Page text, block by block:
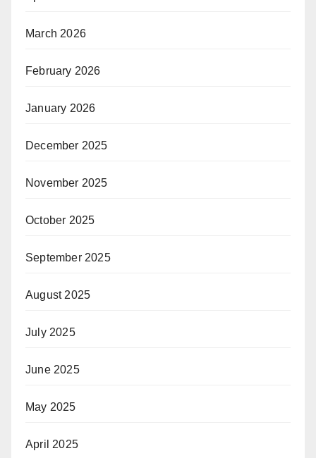
March 2026
February 2026
January 2026
December 2025
November 2025
October 2025
September 2025
August 2025
July 2025
June 2025
May 2025
April 2025